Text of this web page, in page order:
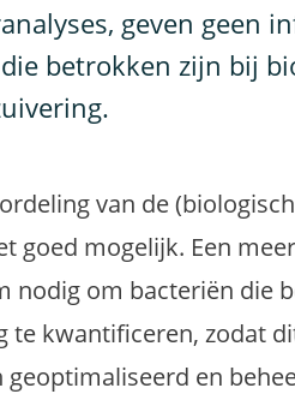
geven geen
betrokken zijn bij
van de
goed mogelijk. Een
nodig om bacteriën die
te kwantificeren, zodat
en